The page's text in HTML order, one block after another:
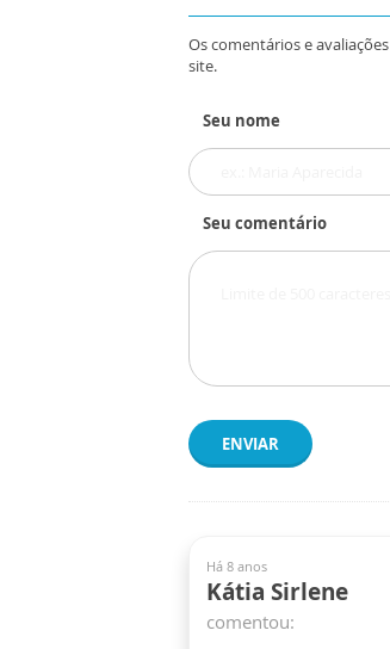
Os comentários e
site.
Seu nome
Seu comentário
ENVIAR
Há 8 anos
Kátia Sirlene
comentou: